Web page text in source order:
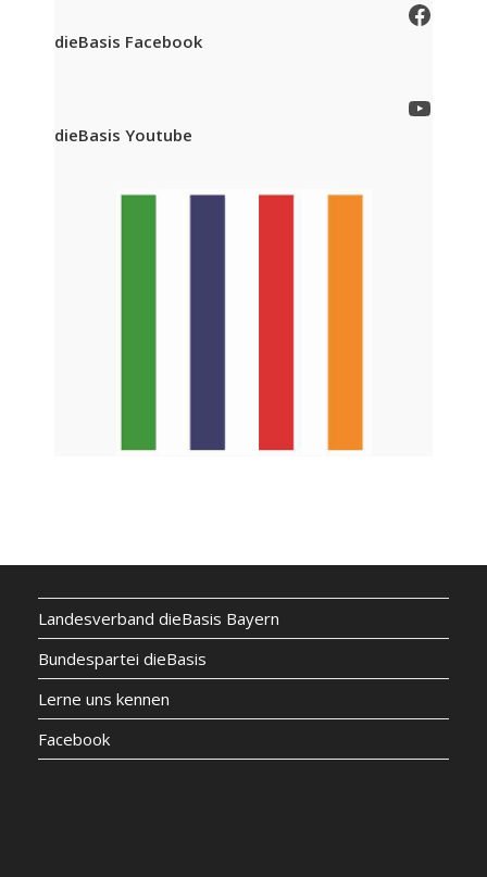
Facebook
dieBasis Facebook
YouTube
dieBasis Youtube
Landesverband dieBasis Bayern
Bundespartei dieBasis
Lerne uns kennen
Facebook